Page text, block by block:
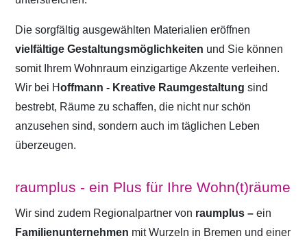
Die sorgfältig ausgewählten Materialien eröffnen
vielfältige Gestaltungsmöglichkeiten und Sie können
somit Ihrem Wohnraum einzigartige Akzente verleihen.
Wir bei Hoffmann - Kreative Raumgestaltung sind
bestrebt, Räume zu schaffen, die nicht nur schön
anzusehen sind, sondern auch im täglichen Leben
überzeugen.
raumplus - ein Plus für Ihre Wohn(t)räume
Wir sind zudem Regionalpartner von raumplus – ein
Familienunternehmen mit Wurzeln in Bremen und einer